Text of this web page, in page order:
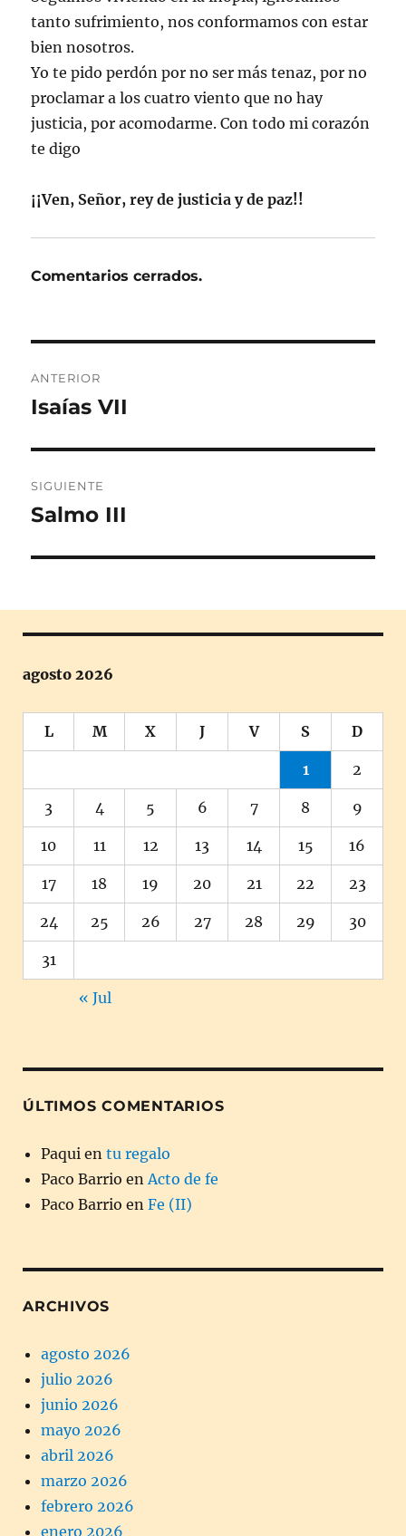
tanto sufrimiento, nos conformamos con estar
bien nosotros.
Yo te pido perdón por no ser más tenaz, por no
proclamar a los cuatro viento que no hay
justicia, por acomodarme. Con todo mi corazón
te digo
¡¡Ven, Señor, rey de justicia y de paz!!
Comentarios cerrados.
de
ANTERIOR
Entrada
Isaías VII
SIGUIENTE
Entrada
Salmo III
agosto 2026
L M X J V S D
1 2
3 4 5 6 7 8 9
10 11 12 13 14 15 16
17 18 19 20 21 22 23
24 25 26 27 28 29 30
31
« Jul
ÚLTIMOS COMENTARIOS
Paqui en tu regalo
Paco Barrio en Acto de fe
Paco Barrio en Fe (II)
ARCHIVOS
agosto 2026
julio 2026
junio 2026
mayo 2026
abril 2026
marzo 2026
febrero 2026
enero 2026